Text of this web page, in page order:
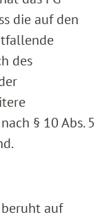
die auf den
des
§ 10 Abs. 5
auf